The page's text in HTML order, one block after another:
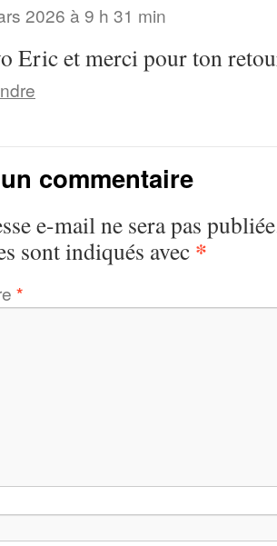
2026 à 9 h 31 min
Eric et merci pour ton
commentaire
e-mail ne sera pas
sont indiqués avec *
*